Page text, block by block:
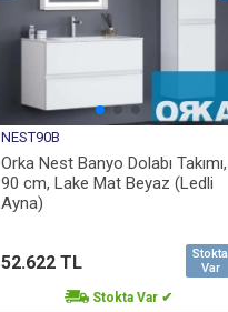
NEST90B
Orka Nest Banyo Dolabı Takımı,
90 cm, Lake Mat Beyaz (Ledli
Ayna)
Stokta
Var
52.622 TL
Stokta Var ✔